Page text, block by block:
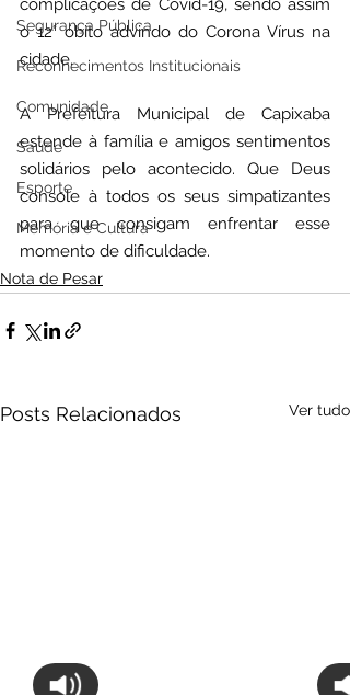
Segurança Pública
Reconhecimentos Institucionais
Comunidade
Saúde
Esporte
Memória e Cultura
complicações de Covid-19, sendo assim
o 12° óbito advindo do Corona Vírus na
cidade.
A Prefeitura Municipal de Capixaba
estende à família e amigos sentimentos
solidários pelo acontecido. Que Deus
console à todos os seus simpatizantes
para que consigam enfrentar esse
momento de dificuldade.
Nota de Pesar
Posts Relacionados Ver tudo